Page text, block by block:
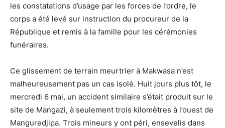
les constatations d’usage par les forces de l’ordre, le
corps a été levé sur instruction du procureur de la
République et remis à la famille pour les cérémonies
funéraires.
Ce glissement de terrain meurtrier à Makwasa n’est
malheureusement pas un cas isolé. Huit jours plus tôt, le
mercredi 6 mai, un accident similaire s’était produit sur le
site de Mangazi, à seulement trois kilomètres à l’ouest de
Manguredjipa. Trois mineurs y ont péri, ensevelis dans